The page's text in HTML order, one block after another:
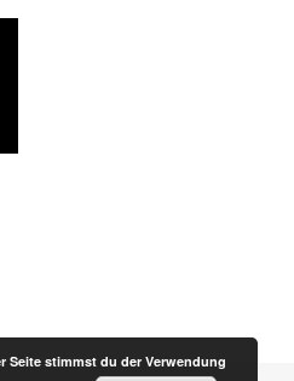
Seite stimmst du der Verwendung